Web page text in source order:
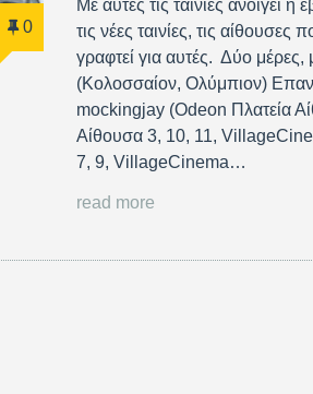
0
Με αυτές τις ταινίες ανοίγει
τις νέες ταινίες, τις αίθουσες
γραφτεί για αυτές. Δύο
(Κολοσσαίον, Ολύμπιον)
mockingjay (Odeon Πλατεία
Αίθουσα 3, 10, 11,
7, 9, VillageCinema…
read more